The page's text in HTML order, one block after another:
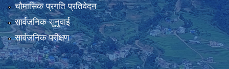
चौमासिक प्रगति प्रतिवेदन
सार्वजनिक सुनुवाई
सार्वजनिक परीक्षण